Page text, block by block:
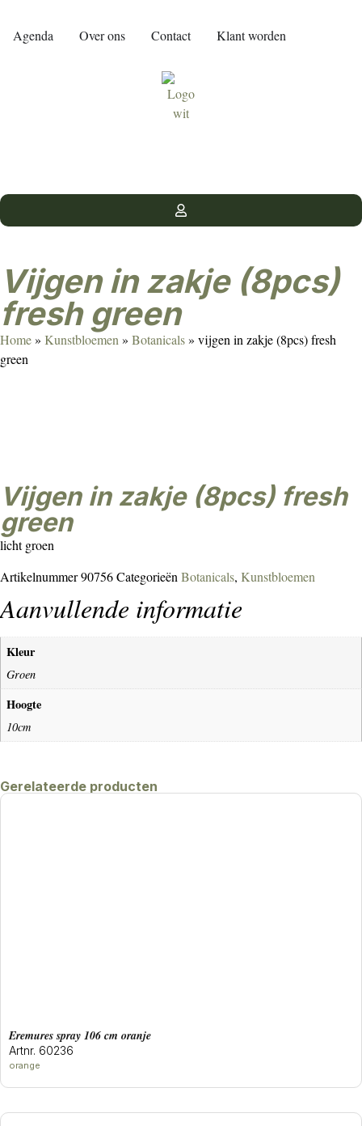
Agenda Over ons Contact Klant worden
vijgen in zakje (8pcs)
fresh green
Home» Kunstbloemen » Botanicals» vijgen in zakje (8pcs) fresh
green
vijgen in zakje (8pcs) fresh
green
licht groen
Artikelnummer90756Categorieën Botanicals, Kunstbloemen
Aanvullende informatie
Kleur
Groen
Hoogte
10cm
Gerelateerde producten
eremures spray 106 cm oranje
Artnr. 60236
orange